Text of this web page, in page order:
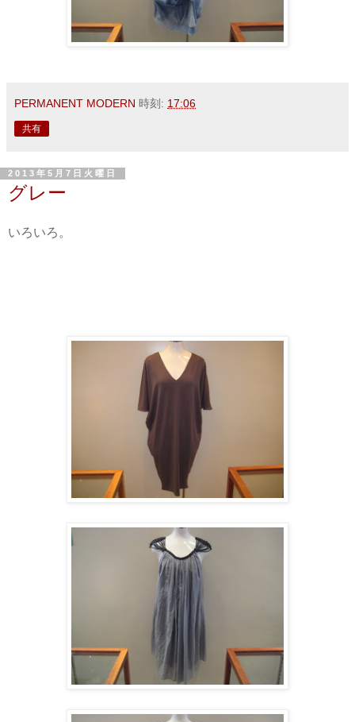
PERMANENT MODERN 時刻: 17:06
共有
2013年5月7日火曜日
グレー
いろいろ。